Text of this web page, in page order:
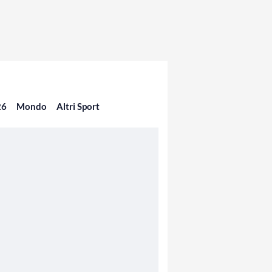
Mondo Altri Sport